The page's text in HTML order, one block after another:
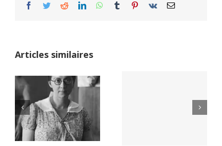
Facebook
TwitterRedditLinkedInWhatsApp
Tumblr Pinterest
Vk Email
Articles similaires
Netflix Field of
Dreams (1989)
Yaïr Golan : une